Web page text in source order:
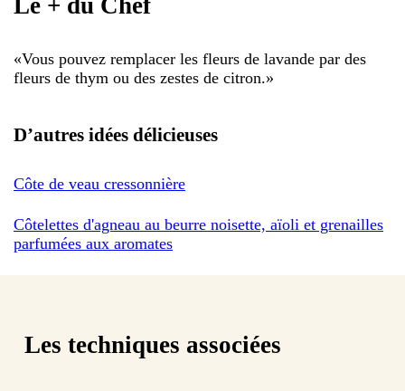
Le + du Chef
«Vous pouvez remplacer les fleurs de lavande par des
fleurs de thym ou des zestes de citron.»
D’autres idées délicieuses
Côte de veau cressonnière
Côtelettes d'agneau au beurre noisette, aïoli et grenailles
parfumées aux aromates
Les techniques associées